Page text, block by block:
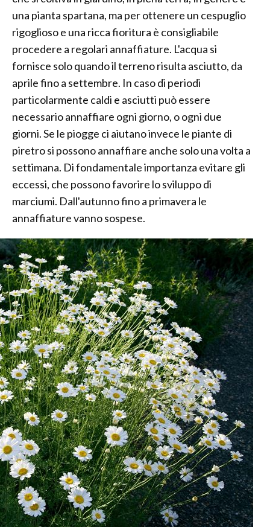
una pianta spartana, ma per ottenere un cespuglio
rigoglioso e una ricca fioritura è consigliabile
procedere a regolari annaffiature. L'acqua si
fornisce solo quando il terreno risulta asciutto, da
aprile fino a settembre. In caso di periodi
particolarmente caldi e asciutti può essere
necessario annaffiare ogni giorno, o ogni due
giorni. Se le piogge ci aiutano invece le piante di
piretro si possono annaffiare anche solo una volta a
settimana. Di fondamentale importanza evitare gli
eccessi, che possono favorire lo sviluppo di
marciumi. Dall'autunno fino a primavera le
annaffiature vanno sospese.